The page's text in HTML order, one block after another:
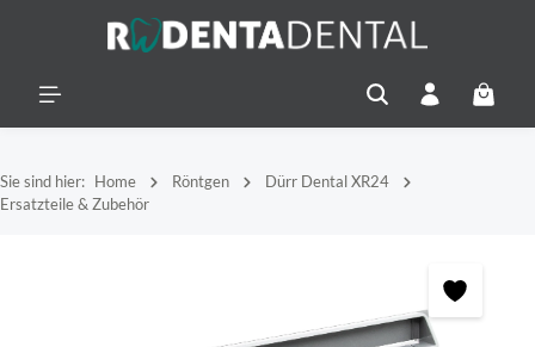
Sie sind hier: Home Röntgen
Dürr Dental XR24
Ersatzteile & Zubehör